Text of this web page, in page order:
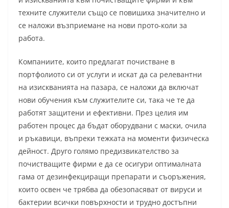
техните служители също се повишиха значително и
се наложи възприемане на нови прото-коли за
работа.
Компаниите, които предлагат почистване в
портфолиото си от услуги и искат да са релевантни
на изискванията на пазара, се наложи да включат
нови обучения към служителите си, така че те да
работят защитени и ефективни. През целия им
работен процес да бъдат оборудвани с маски, очила
и ръкавици, въпреки тежката на моменти физическа
дейност. Друго голямо предизвикателство за
почистващите фирми е да се осигури оптималната
гама от дезинфекциращи препарати и съоръжения,
които освен че трябва да обезопасяват от вируси и
бактерии всички повърхности и трудно достъпни